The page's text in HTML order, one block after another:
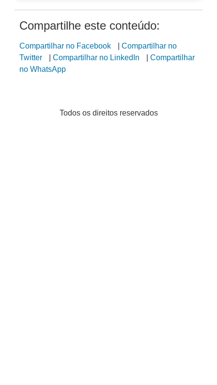
Compartilhe este conteúdo:
Compartilhar no Facebook
Compartilhar no
Twitter
Compartilhar no LinkedIn
Compartilhar
no WhatsApp
Todos os direitos reservados